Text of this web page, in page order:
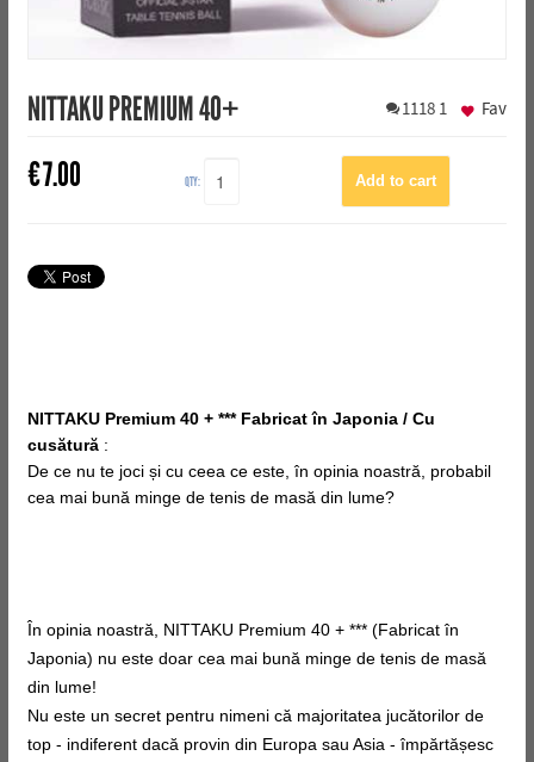
NITTAKU PREMIUM 40+ 1118 1
€7.00 QTY:
Fav
NITTAKU Premium 40 + *** Fabricat în Japonia / Cu
cusătură:
De ce nu te joci și cu ceea ce este, în opinia noastră, probabil
cea mai bună minge de tenis de masă din lume?
În opinia noastră, NITTAKU Premium 40 + *** (Fabricat în
Japonia) nu este doar cea mai bună minge de tenis de masă
din lume!
Nu este un secret pentru nimeni că majoritatea jucătorilor de
top - indiferent dacă provin din Europa sau Asia - împărtășesc